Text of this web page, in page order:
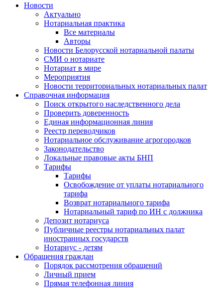
Новости
Актуально
Нотариальная практика
Все материалы
Авторы
Новости Белорусской нотариальной палаты
СМИ о нотариате
Нотариат в мире
Мероприятия
Новости территориальных нотариальных палат
Справочная информация
Поиск открытого наследственного дела
Проверить доверенность
Единая информационная линия
Реестр переводчиков
Нотариальное обслуживание агрогородков
Законодательство
Локальные правовые акты БНП
Тарифы
Тарифы
Освобождение от уплаты нотариального
тарифа
Возврат нотариального тарифа
Нотариальный тариф по ИН с должника
Депозит нотариуса
Публичные реестры нотариальных палат
иностранных государств
Нотариус - детям
Обращения граждан
Порядок рассмотрения обращений
Личный прием
Прямая телефонная линия